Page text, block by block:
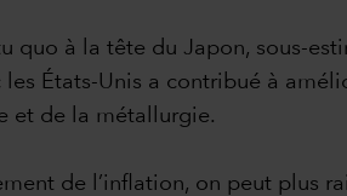
quo à la tête du Japon, sous-
États-Unis a contribué à
et de la métallurgie.
de l’inflation, on peut plus